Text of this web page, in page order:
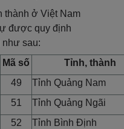
thành ở Việt Nam
được quy định
như sau:
Mã số
Tỉnh, thành
49
Tỉnh Quảng Nam
51
Tỉnh Quảng Ngãi
52
Tỉnh Bình Định